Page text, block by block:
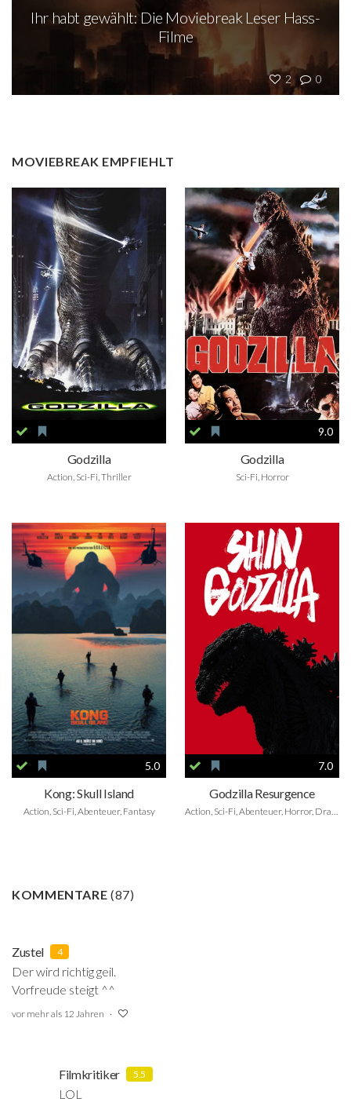
2 0
Ihr habt gewählt: Die Moviebreak Leser Hass-
Filme
MOVIEBREAK EMPFIEHLT
Godzilla
Action, Sci-Fi, Thriller
9.0
Godzilla
Sci-Fi, Horror
5.0
Kong: Skull Island
Action, Sci-Fi, Abenteuer, Fantasy
7.0
Godzilla Resurgence
Action, Sci-Fi, Abenteuer, Horror, Drama
KOMMENTARE(87)
Zustel 4
Der wird richtig geil.
Vorfreude steigt ^^
vor mehr als 12 Jahren
Filmkritiker 5.5
LOL